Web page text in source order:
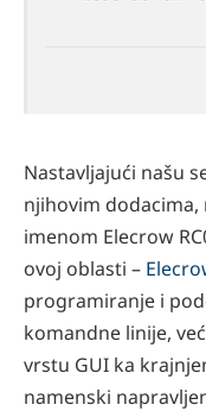
Nastavljajući našu
njihovim dodacima,
imenom Elecrow
ovoj oblasti –
programiranje i
komandne linije,
vrstu GUI ka
namenski